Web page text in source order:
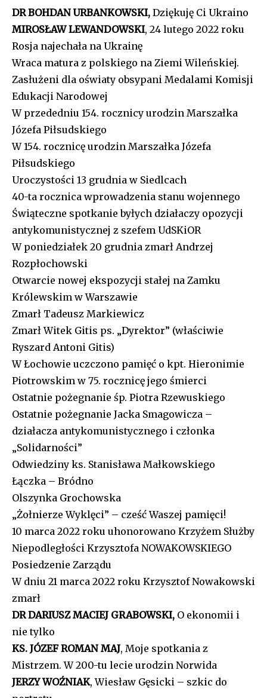
DR BOHDAN URBANKOWSKI, Dziękuję Ci Ukraino
MIROSŁAW LEWANDOWSKI, 24 lutego 2022 roku
Rosja najechała na Ukrainę
Wraca matura z polskiego na Ziemi Wileńskiej.
Zasłużeni dla oświaty obsypani Medalami Komisji
Edukacji Narodowej
W przededniu 154. rocznicy urodzin Marszałka
Józefa Piłsudskiego
W 154. rocznicę urodzin Marszałka Józefa
Piłsudskiego
Uroczystości 13 grudnia w Siedlcach
40-ta rocznica wprowadzenia stanu wojennego
Świąteczne spotkanie byłych działaczy opozycji
antykomunistycznej z szefem UdSKiOR
W poniedziałek 20 grudnia zmarł Andrzej
Rozpłochowski
Otwarcie nowej ekspozycji stałej na Zamku
Królewskim w Warszawie
Zmarł Tadeusz Markiewicz
Zmarł Witek Gitis ps. „Dyrektor” (właściwie
Ryszard Antoni Gitis)
W Łochowie uczczono pamięć o kpt. Hieronimie
Piotrowskim w 75. rocznicę jego śmierci
Ostatnie pożegnanie śp. Piotra Rzewuskiego
Ostatnie pożegnanie Jacka Smagowicza –
działacza antykomunistycznego i członka
„Solidarności”
Odwiedziny ks. Stanisława Małkowskiego
Łączka – Bródno
Olszynka Grochowska
„Żołnierze Wyklęci” – cześć Waszej pamięci!
10 marca 2022 roku uhonorowano Krzyżem Służby
Niepodległości Krzysztofa NOWAKOWSKIEGO
Posiedzenie Zarządu
W dniu 21 marca 2022 roku Krzysztof Nowakowski
zmarł
DR DARIUSZ MACIEJ GRABOWSKI, O ekonomii i
nie tylko
KS. JÓZEF ROMAN MAJ, Moje spotkania z
Mistrzem. W 200-tu lecie urodzin Norwida
JERZY WOŹNIAK, Wiesław Gęsicki – szkic do